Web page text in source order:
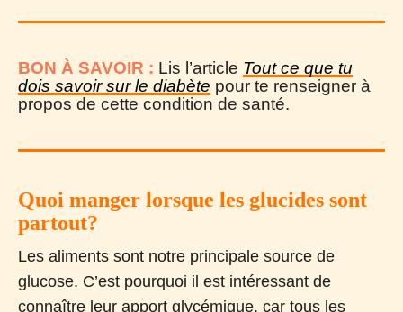
BON À SAVOIR : Lis l’article Tout ce que tu
dois savoir sur le diabète pour te renseigner à
propos de cette condition de santé.
Quoi manger lorsque les glucides sont
partout?
Les aliments sont notre principale source de
glucose. C’est pourquoi il est intéressant de
connaître leur apport glycémique, car tous les